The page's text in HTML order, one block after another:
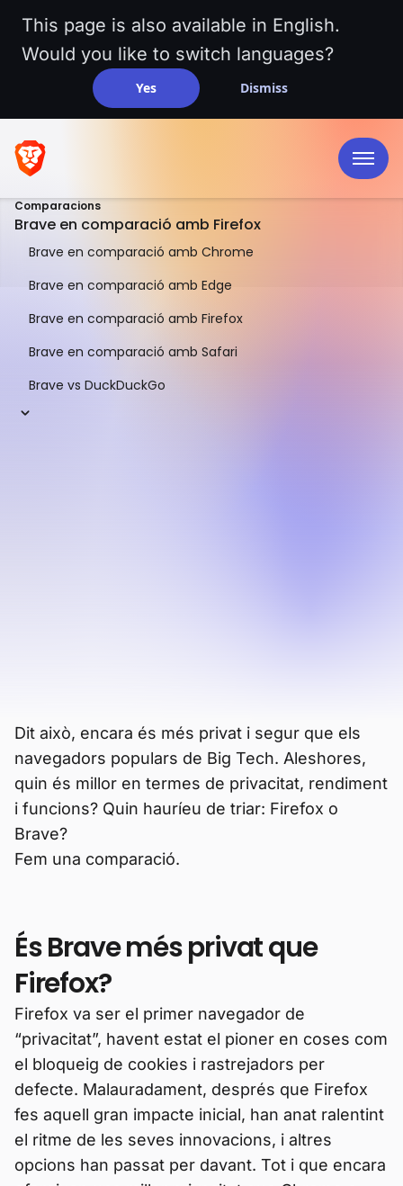
This page is also available in English.
Would you like to switch languages?
Yes Dismiss
Comparacions
Brave en comparació amb Firefox
Brave en comparació amb Chrome
Brave en comparació amb Edge
Brave en comparació amb Firefox
Brave en comparació amb Safari
Brave vs DuckDuckGo
UNA COMPARACIÓ PARAL·LELA
Brave en
comparació amb
Dit això, encara és més privat i segur que els
navegadors populars de Big Tech. Aleshores,
quin és millor en termes de privacitat, rendiment
i funcions? Quin hauríeu de triar: Firefox o
Brave?
Fem una comparació.
És Brave més privat que
Firefox?
Firefox va ser el primer navegador de
“privacitat”, havent estat el pioner en coses com
el bloqueig de cookies i rastrejadors per
defecte. Malauradament, després que Firefox
fes aquell gran impacte inicial, han anat ralentint
el ritme de les seves innovacions, i altres
opcions han passat per davant. Tot i que encara